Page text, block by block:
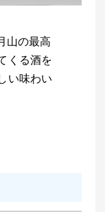
山の最高
くる酒を
い味わい